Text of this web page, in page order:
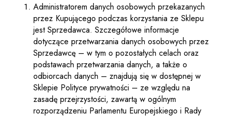
Administratorem danych osobowych przekazanych
przez Kupującego podczas korzystania ze Sklepu
jest Sprzedawca. Szczegółowe informacje
dotyczące przetwarzania danych osobowych przez
Sprzedawcę – w tym o pozostałych celach oraz
podstawach przetwarzania danych, a także o
odbiorcach danych – znajdują się w dostępnej w
Sklepie Polityce prywatności – ze względu na
zasadę przejrzystości, zawartą w ogólnym
rozporządzeniu Parlamentu Europejskiego i Rady